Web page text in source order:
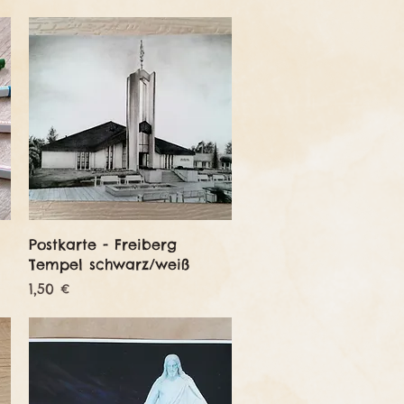
Schnellansicht
Postkarte - Freiberg
Tempel schwarz/weiß
Preis
1,50 €